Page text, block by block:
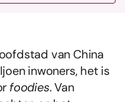
van China
inwoners, het is
foodies. Van